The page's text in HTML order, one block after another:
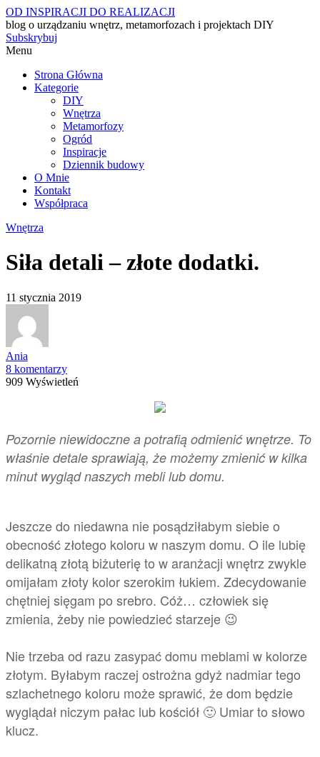
OD INSPIRACJI DO REALIZACJI
blog o urządzaniu wnętrz, metamorfozach i projektach DIY
Subskrybuj
Menu
Strona Główna
Kategorie
DIY
Wnętrza
Metamorfozy
Ogród
Inspiracje
Dziennik budowy
O Mnie
Kontakt
Współpraca
Wnętrza
Siła detali – złote dodatki.
11 stycznia 2019
Ania
8 komentarzy
909 Wyświetleń
Pozornie niewidoczne a potrafią odmienić wnętrze. To
właśnie detale sprawiają, że możemy zmienić w kilka
minut wygląd naszych mebli lub domu.
Jeszcze do niedawna nie posądziłabym siebie o
obecność złotego koloru w naszym domu. O ile lubię
delikatną złotą biżuterię to w aranżacji wnętrz zwykle
omijałam złoty kolor szerokim łukiem. Zdecydowanie
chętniej sięgam po srebro. Cóż… człowiek się
zmienia, żeby nie powiedzieć starzeje 😉
Nie trzeba od razu zasypać domu meblami w kolorze
złotym. Byłabym raczej ostrożna gdyż nadmiar tego
szlachetnego koloru może sprawić, że dom będzie
wyglądał niczym pałac lub kościół 🙂 Umiar to słowo
klucz.